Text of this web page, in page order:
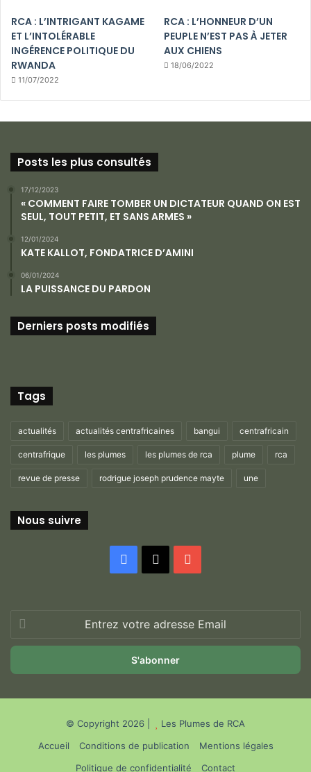
RCA : L’INTRIGANT KAGAME
ET L’INTOLÉRABLE
INGÉRENCE POLITIQUE DU
RWANDA
11/07/2022
RCA : L’HONNEUR D’UN
PEUPLE N’EST PAS À JETER
AUX CHIENS
18/06/2022
Posts les plus consultés
17/12/2023
« COMMENT FAIRE TOMBER UN DICTATEUR QUAND ON EST
SEUL, TOUT PETIT, ET SANS ARMES »
12/01/2024
KATE KALLOT, FONDATRICE D’AMINI
06/01/2024
LA PUISSANCE DU PARDON
Derniers posts modifiés
Tags
actualités actualités centrafricaines bangui centrafricain
centrafrique les plumes les plumes de rca plume rca
revue de presse rodrigue joseph prudence mayte une
Nous suivre
Facebook
votre
adresse
© Copyright 2026 |
Les Plumes de RCA
Accueil
Conditions de publication
Mentions légales
Politique de confidentialité
Contact